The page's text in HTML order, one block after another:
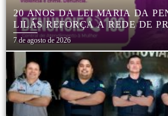
20 ANOS DA LEI MARIA DA
LILÁS REFORÇA A REDE DE
MULHERES EM BOTUCATU
7 de agosto de 2026